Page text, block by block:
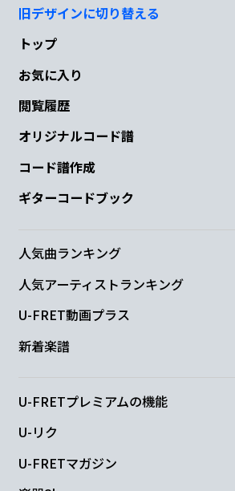
旧デザインに切り替える
トップ
お気に入り
閲覧履歴
オリジナルコード譜
コード譜作成
ギターコードブック
人気曲ランキング
人気アーティストランキング
U-FRET動画プラス
新着楽譜
U-FRETプレミアムの機能
U-リク
U-FRETマガジン